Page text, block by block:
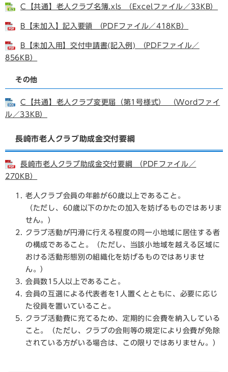
C【共通】老人クラブ名簿.xls （Excelファイル／33KB）
B【未加入】記入要領 （PDFファイル／418KB）
B【未加入用】交付申請書(記入例) （PDFファイル／
856KB）
その他
C【共通】老人クラブ変更届（第1号様式） （Wordファイ
ル／33KB）
長崎市老人クラブ助成金交付要綱
長崎市老人クラブ助成金交付要綱 （PDFファイル／
270KB）
老人クラブ会員の年齢が60歳以上であること。
（ただし、60歳以下のかたの加入を妨げるものではありま
せん。）
クラブ活動が円滑に行える程度の同一小地域に居住する者
の構成であること。（ただし、当該小地域を越える区域に
おける活動形態別の組織化を妨げるものではありませ
ん。）
会員数15人以上であること。
会員の互選による代表者を1人置くとともに、必要に応じ
た役員を置いていること。
クラブ活動費に充てるため、定期的に会費を納入している
こと。（ただし、クラブの会則等の規定により会費が免除
されている方がいる場合は、この限りではありません。）